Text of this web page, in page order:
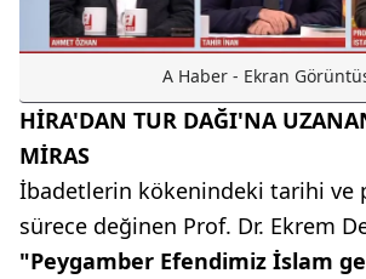
A Haber - Ekran
HİRA'DAN TUR DAĞI'NA
MİRAS
İbadetlerin kökenindeki tarihi ve
sürece değinen Prof. Dr. Ekrem
"Peygamber Efendimiz İslam